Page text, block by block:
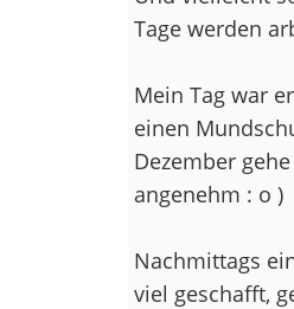
Tage werden
Mein Tag war
einen
Dezember
angenehm : o )
Nachmittags
viel geschafft,